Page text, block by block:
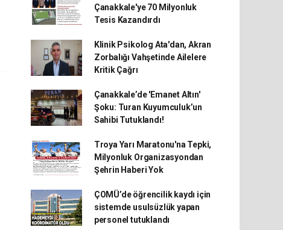
Çanakkale'ye 70 Milyonluk
Tesis Kazandırdı
Klinik Psikolog Ata'dan, Akran
Zorbalığı Vahşetinde Ailelere
Kritik Çağrı
Çanakkale’de 'Emanet Altın'
Şoku: Turan Kuyumculuk’un
Sahibi Tutuklandı!
Troya Yarı Maratonu'na Tepki,
Milyonluk Organizasyondan
Şehrin Haberi Yok
ÇOMÜ’de öğrencilik kaydı için
sistemde usulsüzlük yapan
personel tutuklandı